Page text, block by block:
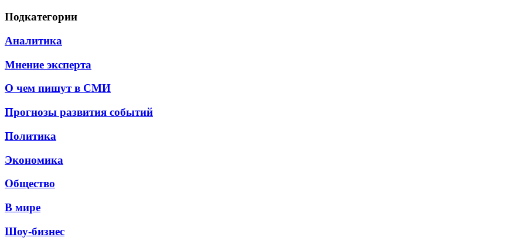
Подкатегории
Аналитика
Мнение эксперта
О чем пишут в СМИ
Прогнозы развития событий
Политика
Экономика
Общество
В мире
Шоу-бизнес